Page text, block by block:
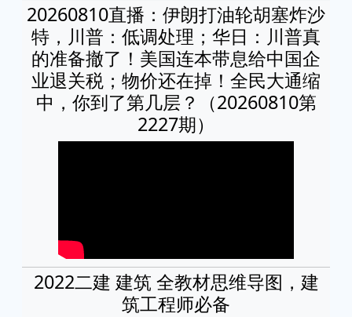
20260810直播：伊朗打油轮胡塞炸沙
特，川普：低调处理；华日：川普真
的准备撤了！美国连本带息给中国企
业退关税；物价还在掉！全民大通缩
中，你到了第几层？（20260810第
2227期）
2022二建 建筑 全教材思维导图，建
筑工程师必备